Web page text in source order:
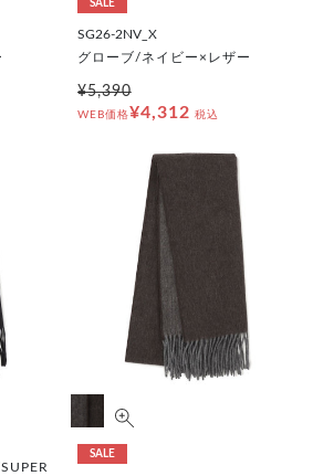
SALE
SG26-2NV_X
グローブ/ネイビー×レザー
¥5,390
WEB価格¥4,312 税込
SALE